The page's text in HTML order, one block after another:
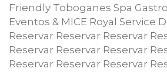
Friendly Toboganes Spa
Eventos & MICE Royal Service
Reservar Reservar Reservar
Reservar Reservar Reservar
Reservar Reservar Reservar